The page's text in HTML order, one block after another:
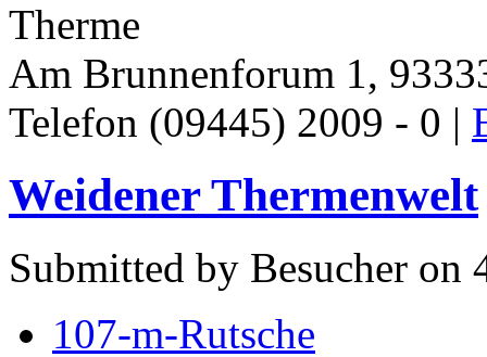
Therme
Am Brunnenforum 1,
Telefon (09445) 2009 - 0 |
Weidener Thermenwelt
Submitted by Besucher on
107-m-Rutsche